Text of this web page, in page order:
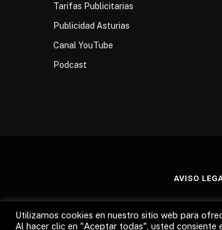
Tarifas Publicitarias
Publicidad Asturias
Canal YouTube
Podcast
AVISO
Utilizamos cookies en nuestro sitio web para
Al hacer clic en "Aceptar todas", usted consiente